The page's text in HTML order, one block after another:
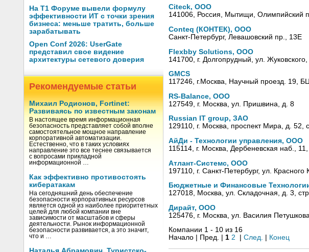
На Т1 Форуме вывели формулу
эффективности ИТ с точки зрения
бизнеса: меньше тратить, больше
зарабатывать
Open Conf 2026: UserGate
представил свое видение
архитектуры сетевого доверия
Рекомендуемые статьи
Михаил Родионов, Fortinet:
Развиваясь по известным законам
В настоящее время информационная
безопасность представляет собой вполне
самостоятельное мощное направление
корпоративной автоматизации.
Естественно, что в таких условиях
направление это все теснее связывается
с вопросами прикладной
информационной …
Как эффективно противостоять
кибератакам
На сегодняшний день обеспечение
безопасности корпоративных ресурсов
является одной из наиболее приоритетных
целей для любой компании вне
зависимости от масштабов и сферы
деятельности. Рынок информационной
безопасности развивается, а это значит,
что и …
Citeck, ООО
141006, Россия, Мытищи, Олимпийский
Conteq (КОНТЕК), ООО
Санкт-Петербург, Левашовский пр., 13Е
Flexbby Solutions, ООО
141700, г. Долгопрудный, ул. Жуковского,
GMCS
117246, г.Москва, Научный проезд. 19,
RS-Balance, ООО
127549, г. Москва, ул. Пришвина, д. 8
Russian IT group, ЗАО
129110, г. Москва, проспект Мира, д. 52,
АйДи - Технологии управления, ООО
115114, г. Москва, Дербеневская наб.,
Атлант-Системс, ООО
197110, г. Санкт-Петербург, ул.
Бюджетные и Финансовые
127018, Москва, ул. Складочная, д. 3,
Дирайт, ООО
125476, г. Москва, ул. Василия
Компании 1 - 10 из 16
Начало | Пред. | 1 2 След. Конец